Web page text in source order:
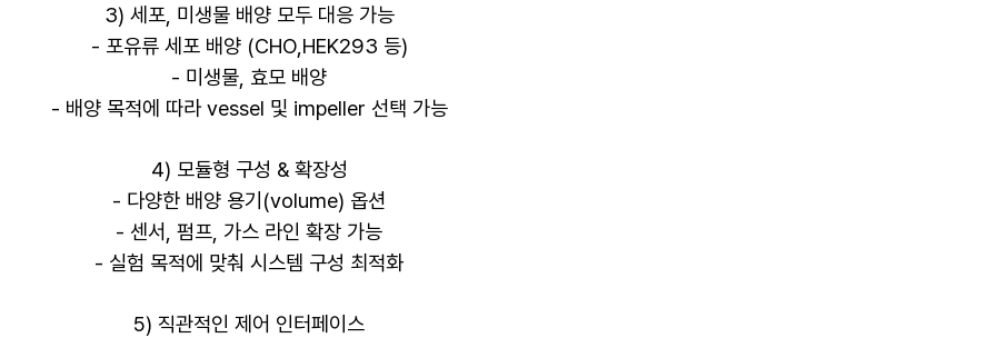
3) 세포, 미생물 배양 모두 대응 가능
- 포유류 세포 배양 (CHO,HEK293 등)
- 미생물, 효모 배양
- 배양 목적에 따라 vessel 및 impeller 선택 가능
4) 모듈형 구성 & 확장성
- 다양한 배양 용기(volume) 옵션
- 센서, 펌프, 가스 라인 확장 가능
- 실험 목적에 맞춰 시스템 구성 최적화
5) 직관적인 제어 인터페이스